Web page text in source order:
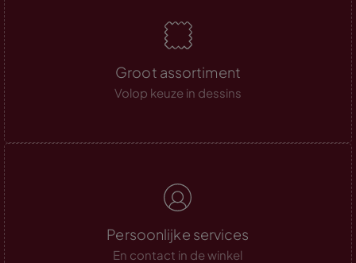
Groot assortiment
Volop keuze in dessins
Persoonlijke services
En contact in de winkel